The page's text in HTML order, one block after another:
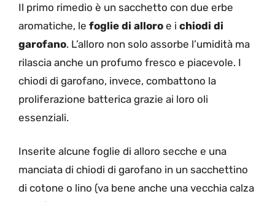
Il primo rimedio è un sacchetto con due erbe
aromatiche, le foglie di alloro e i chiodi di
garofano. L’alloro non solo assorbe l’umidità ma
rilascia anche un profumo fresco e piacevole. I
chiodi di garofano, invece, combattono la
proliferazione batterica grazie ai loro oli
essenziali.
Inserite alcune foglie di alloro secche e una
manciata di chiodi di garofano in un sacchettino
di cotone o lino (va bene anche una vecchia calza